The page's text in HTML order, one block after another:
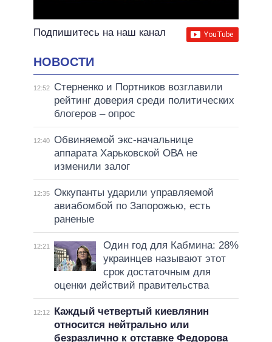
Подпишитесь на наш канал
НОВОСТИ
12:52
Стерненко и Портников возглавили
рейтинг доверия среди политических
блогеров – опрос
12:40 Обвиняемой экс-начальнице
аппарата Харьковской ОВА не
изменили залог
12:35 Оккупанты ударили управляемой
авиабомбой по Запорожью, есть
раненые
12:21
Один год для Кабмина: 28%
украинцев называют этот
срок достаточным для
оценки действий правительства
12:12
Каждый четвертый киевлянин
относится нейтрально или
безразлично к отставке Федорова